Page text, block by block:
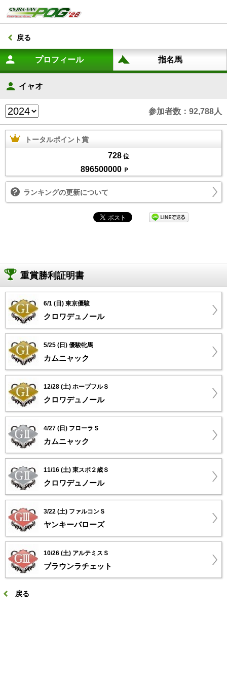
戻る
イャオ
参加者数：92,788人
トータルポイント賞
728 位
896500000 Ｐ
ランキングの更新について
重賞勝利証明書
6/1 (日) 東京優駿
クロワデュノール
5/25 (日) 優駿牝馬
カムニャック
12/28 (土) ホープフルＳ
クロワデュノール
4/27 (日) フローラＳ
カムニャック
11/16 (土) 東スポ２歳Ｓ
クロワデュノール
3/22 (土) ファルコンＳ
ヤンキーバローズ
10/26 (土) アルテミスＳ
ブラウンラチェット
戻る